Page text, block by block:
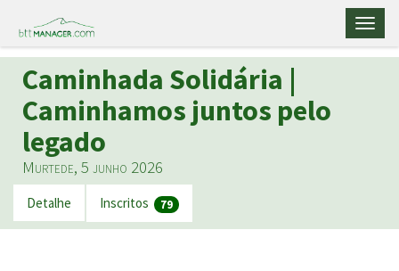
Caminhada Solidária |
Caminhamos juntos pelo
legado
Murtede, 5 junho 2026
Detalhe Inscritos 79